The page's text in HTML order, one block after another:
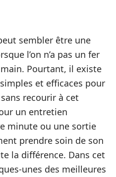
sembler être une
l’on n’a pas un fer
Pourtant, il existe
et efficaces pour
recourir à cet
un entretien
minute ou une sortie
prendre soin de son
la différence. Dans cet
unes des meilleures